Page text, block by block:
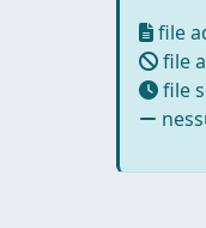
file
file
file